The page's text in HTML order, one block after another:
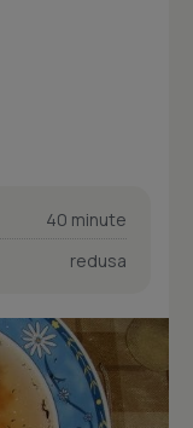
40 minute
redusa